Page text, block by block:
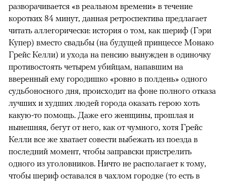
разворачивается «в реальном времени» в течение
коротких 84 минут, данная ретроспектива предлагает
читать аллегорически: история о том, как шериф (Гэри
Купер) вместо свадьбы (на будущей принцессе Монако
Грейс Келли) и ухода на пенсию вынужден в одиночку
противостоять четырем убийцам, напавшим на
вверенный ему городишко «ровно в полдень» одного
судьбоносного дня, происходит на фоне полного отказа
лучших и худших людей города оказать герою хоть
какую-то помощь. Даже его женщины, прошлая и
нынешняя, бегут от него, как от чумного, хотя Грейс
Келли все же хватает совести выбежать из поезда в
последний момент, чтобы заправски пристрелить
одного из уголовников. Ничто не располагает к тому,
чтобы шериф оставался в чахлом городке (то есть в